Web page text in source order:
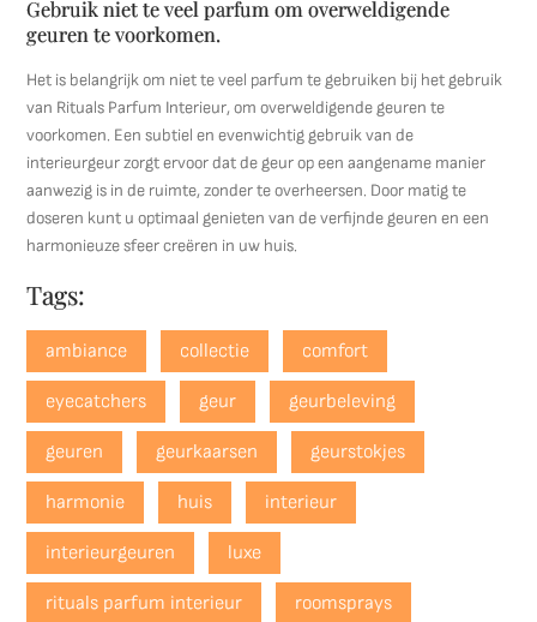
Gebruik niet te veel parfum om overweldigende
geuren te voorkomen.
Het is belangrijk om niet te veel parfum te gebruiken bij het gebruik
van Rituals Parfum Interieur, om overweldigende geuren te
voorkomen. Een subtiel en evenwichtig gebruik van de
interieurgeur zorgt ervoor dat de geur op een aangename manier
aanwezig is in de ruimte, zonder te overheersen. Door matig te
doseren kunt u optimaal genieten van de verfijnde geuren en een
harmonieuze sfeer creëren in uw huis.
Tags:
ambiance collectie comfort
eyecatchers geur geurbeleving
geuren geurkaarsen geurstokjes
harmonie huis interieur
interieurgeuren luxe
rituals parfum interieur roomsprays